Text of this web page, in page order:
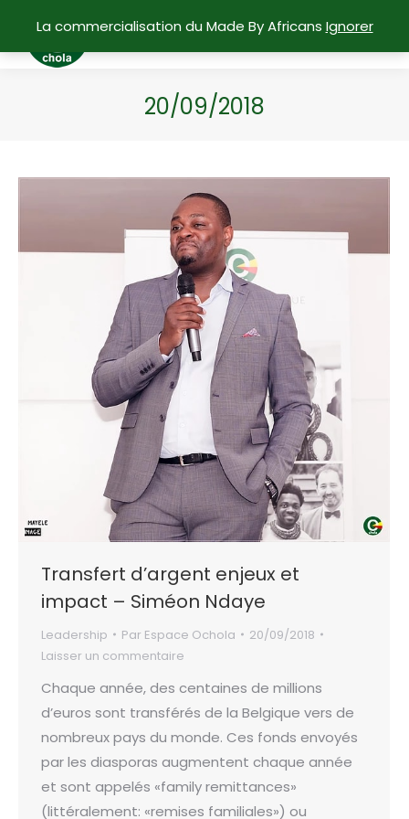
20/09/2018
Transfert d’argent enjeux et
impact – Siméon Ndaye
Leadership Par Espace Ochola
20/09/2018
Laisser un commentaire
Chaque année, des centaines de millions
d’euros sont transférés de la Belgique vers de
nombreux pays du monde. Ces fonds envoyés
par les diasporas augmentent chaque année
et sont appelés «family remittances»
(littéralement: «remises familiales») ou
La commercialisation du Made By Africans Ignorer